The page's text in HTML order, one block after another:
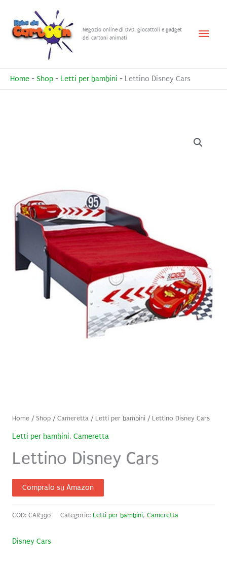
contenuto
Negozio online di DVD, giocattoli e gadget
dei cartoni animati
Menu
Home - Shop - Letti per bambini - Lettino Disney Cars
Home/ Shop/Cameretta/ Letti per bambini/ Lettino Disney Cars
Letti per bambini, Cameretta
Lettino Disney Cars
Compralo su Amazon
COD: CAR390 Categorie: Letti per bambini, Cameretta
Disney Cars